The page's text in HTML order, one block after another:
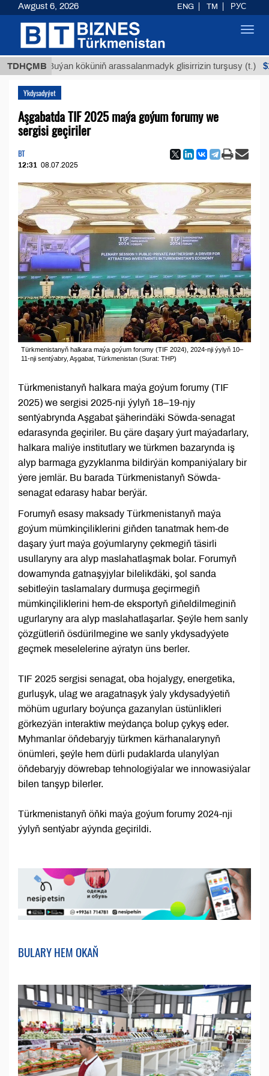
TDHÇMB
Buýan köküniň arassalanmadyk glisirrizin turşusy (t.)
Ykdysadyýet
Aşgabatda TIF 2025 maýa goýum forumy we
sergisi geçiriler
BT
12:31 08.07.2025
Türkmenistanyň halkara maýa goýum forumy (TIF 2024), 2024-nji ýylyň 10–
11-nji sentýabry, Aşgabat, Türkmenistan (Surat: THP)
Türkmenistanyň halkara maýa goýum forumy (TIF
2025) we sergisi 2025-nji ýylyň 18–19-njy
sentýabrynda Aşgabat şäherindäki Söwda-senagat
edarasynda geçiriler. Bu çäre daşary ýurt maýadarlary,
halkara maliýe institutlary we türkmen bazarynda iş
alyp barmaga gyzyklanma bildirýän kompaniýalary bir
ýere jemlär. Bu barada Türkmenistanyň Söwda-
senagat edarasy habar berýär.
Forumyň esasy maksady Türkmenistanyň maýa
goýum mümkinçiliklerini giňden tanatmak hem-de
daşary ýurt maýa goýumlaryny çekmegiň täsirli
usullaryny ara alyp maslahatlaşmak bolar. Forumyň
dowamynda gatnaşyjylar bilelikdäki, şol sanda
sebitleýin taslamalary durmuşa geçirmegiň
mümkinçiliklerini hem-de eksportyň giňeldilmeginiň
ugurlaryny ara alyp maslahatlaşarlar. Şeýle hem sanly
çözgütleriň ösdürilmegine we sanly ykdysadyýete
geçmek meselelerine aýratyn üns berler.
TIF 2025 sergisi senagat, oba hojalygy, energetika,
gurluşyk, ulag we aragatnaşyk ýaly ykdysadyýetiň
möhüm ugurlary boýunça gazanylan üstünlikleri
görkezýän interaktiw meýdança bolup çykyş eder.
Myhmanlar öňdebaryjy türkmen kärhanalarynyň
önümleri, şeýle hem dürli pudaklarda ulanylýan
öňdebaryjy döwrebap tehnologiýalar we innowasiýalar
bilen tanşyp bilerler.
Türkmenistanyň öňki maýa goýum forumy 2024-nji
ýylyň sentýabr aýynda geçirildi.
BULARY HEM OKAŇ
Awgust 6, 2026 ENG TM РУС